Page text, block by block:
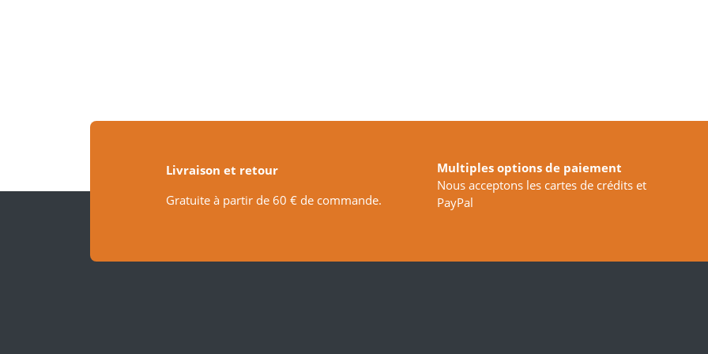
Livraison et retour
Gratuite à partir de 60 € de commande.
Multiples options de paiement
Nous acceptons les cartes de crédits et
PayPal